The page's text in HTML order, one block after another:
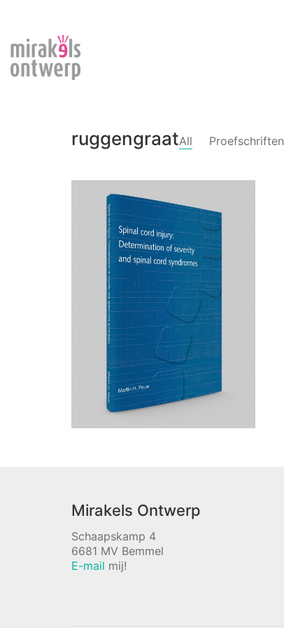
ruggengraatAll Proefschriften
Mirakels Ontwerp
Schaapskamp 4
6681 MV Bemmel
E-mail mij!